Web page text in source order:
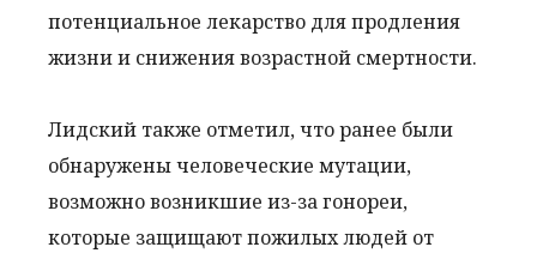
потенциальное лекарство для продления
жизни и снижения возрастной смертности.
Лидский также отметил, что ранее были
обнаружены человеческие мутации,
возможно возникшие из-за гонореи,
которые защищают пожилых людей от